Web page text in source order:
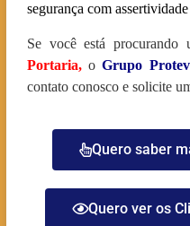
segurança com
Se você está procurando
Portaria,oGrupo
contato conosco e solicite
Quero saber
Quero ver os